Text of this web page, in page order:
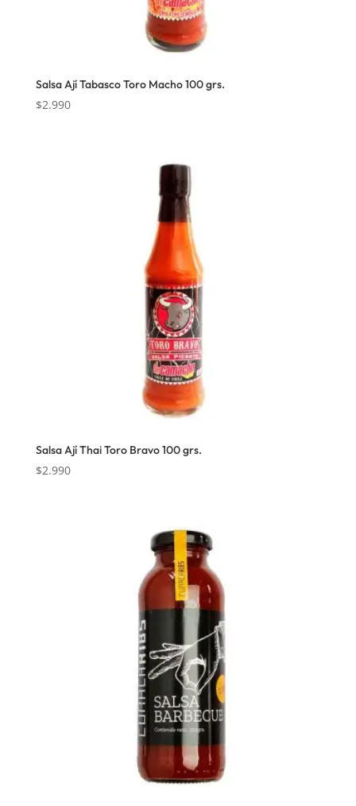
Salsa Ají Tabasco Toro Macho 100 grs.
$2.990
Salsa Ají Thai Toro Bravo 100 grs.
$2.990